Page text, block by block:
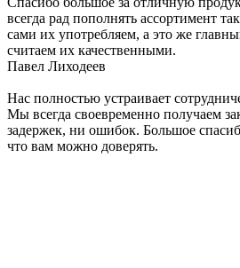
всегда рад пополнять ассортимент
сами их употребляем, а это же
считаем их качественными.
Павел Лиходеев
Нас полностью устраивает
Мы всегда своевременно получаем
задержек, ни ошибок. Большое
что вам можно доверять.